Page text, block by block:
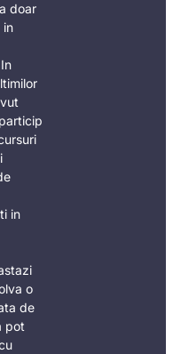
doar
in
in
o
de
pot